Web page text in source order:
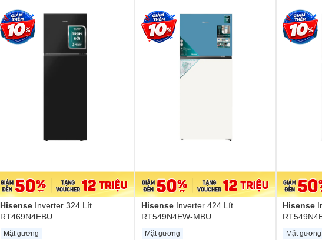
Hisense Inverter 324 Lít
RT469N4EBU
Mặt gương
Hisense Inverter 424 Lít
RT549N4EW-MBU
Mặt gương
Hisense
Mặt gương